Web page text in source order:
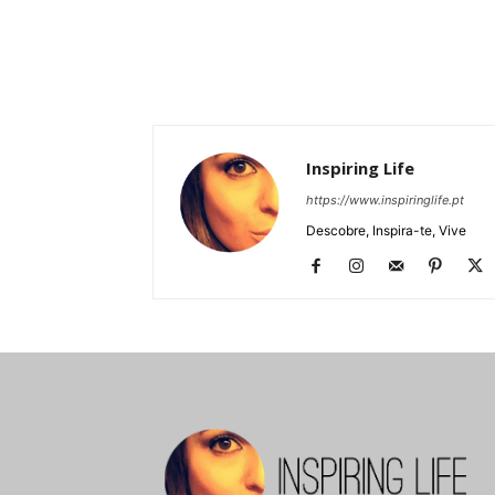
Inspiring Life
https://www.inspiringlife.pt
Descobre, Inspira-te, Vive